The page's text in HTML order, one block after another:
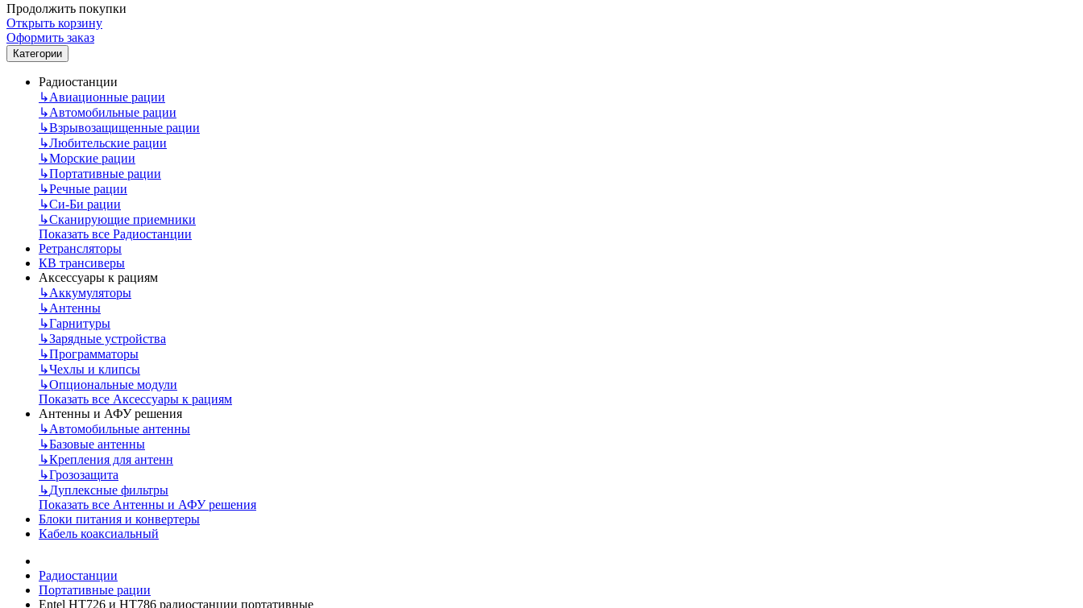
Продолжить покупки
Открыть корзину
Оформить заказ
Категории
Радиостанции
↳Авиационные рации
↳Автомобильные рации
↳Взрывозащищенные рации
↳Любительские рации
↳Морские рации
↳Портативные рации
↳Речные рации
↳Си-Би рации
↳Сканирующие приемники
Показать все Радиостанции
Ретрансляторы
КВ трансиверы
Аксессуары к рациям
↳Аккумуляторы
↳Антенны
↳Гарнитуры
↳Зарядные устройства
↳Программаторы
↳Чехлы и клипсы
↳Опциональные модули
Показать все Аксессуары к рациям
Антенны и АФУ решения
↳Автомобильные антенны
↳Базовые антенны
↳Крепления для антенн
↳Грозозащита
↳Дуплексные фильтры
Показать все Антенны и АФУ решения
Блоки питания и конвертеры
Кабель коаксиальный
Радиостанции
Портативные рации
Entel HT726 и HT786 радиостанции портативные